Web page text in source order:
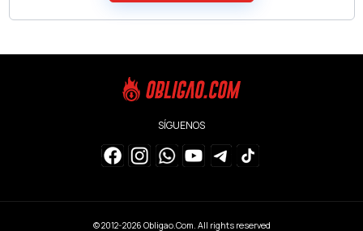
SÍGUENOS
© 2012-2026 Obligao.Com. All rights reserved